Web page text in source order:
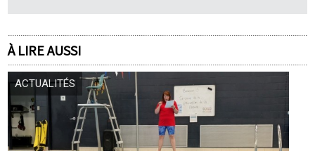
À LIRE AUSSI
ACTUALITÉS